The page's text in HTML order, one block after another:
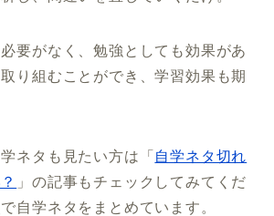
要がなく、勉強としても効果があ
り組むことができ、学習効果も期
ネタも見たい方は「 自学ネタ切れ
」の記事もチェックしてみてくだ
自学ネタをまとめています。